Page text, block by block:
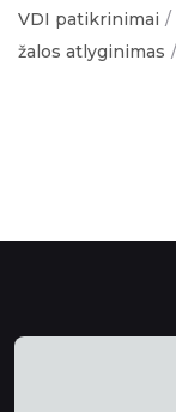
VDI patikrinimai
žalos atlyginimas